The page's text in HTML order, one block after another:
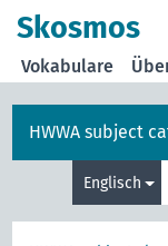
Skosmos
Vokabulare
HWWA subject
Englisch